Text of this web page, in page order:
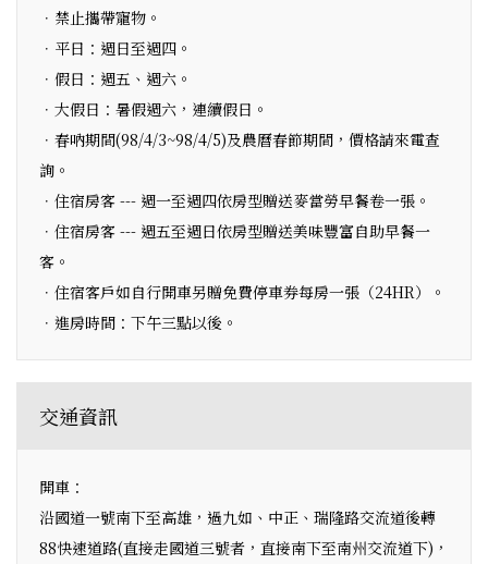
．禁止攜帶寵物。
．平日：週日至週四。
．假日：週五、週六。
．大假日：暑假週六，連續假日。
．春吶期間(98/4/3~98/4/5)及農曆春節期間，價格請來電查
詢。
．住宿房客 --- 週一至週四依房型贈送麥當勞早餐卷一張。
．住宿房客 --- 週五至週日依房型贈送美味豐富自助早餐一
客。
．住宿客戶如自行開車另贈免費停車券每房一張（24HR）。
．進房時間：下午三點以後。
交通資訊
開車：
沿國道一號南下至高雄，過九如、中正、瑞隆路交流道後轉
88快速道路(直接走國道三號者，直接南下至南州交流道下)，